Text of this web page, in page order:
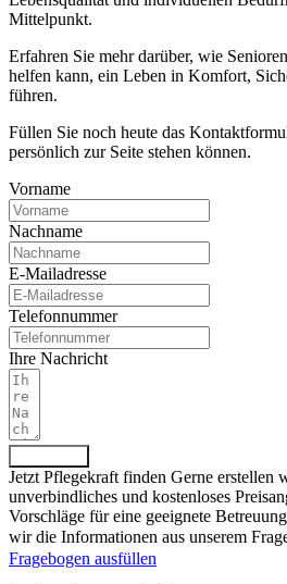
Mittelpunkt.
Erfahren Sie mehr darüber, wie
helfen kann, ein Leben in Komfort,
führen.
Füllen Sie noch heute das
persönlich zur Seite stehen können.
Vorname
Nachname
E-Mailadresse
Telefonnummer
Ihre Nachricht
Jetzt Pflegekraft finden Gerne erstellen
unverbindliches und kostenloses
Vorschläge für eine geeignete
wir die Informationen aus unserem
Fragebogen ausfüllen